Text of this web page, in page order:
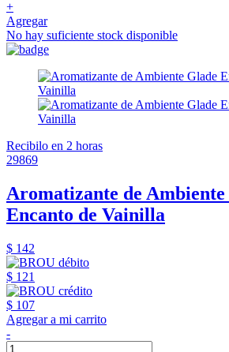
+
Agregar
No hay suficiente stock disponible
Recibilo en 2 horas
29869
Aromatizante de Ambiente
Encanto de Vainilla
$ 142
$ 121
$ 107
Agregar a mi carrito
-